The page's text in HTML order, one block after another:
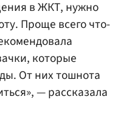
в ЖКТ, нужно
Проще всего что-
которые
От них тошнота
— рассказала